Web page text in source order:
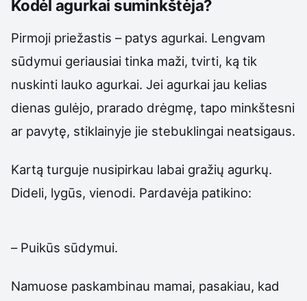
Kodėl agurkai suminkštėja?
Pirmoji priežastis – patys agurkai. Lengvam
sūdymui geriausiai tinka maži, tvirti, ką tik
nuskinti lauko agurkai. Jei agurkai jau kelias
dienas gulėjo, prarado drėgmę, tapo minkštesni
ar pavytę, stiklainyje jie stebuklingai neatsigaus.
Kartą turguje nusipirkau labai gražių agurkų.
Dideli, lygūs, vienodi. Pardavėja patikino:
– Puikūs sūdymui.
Namuose paskambinau mamai, pasakiau, kad